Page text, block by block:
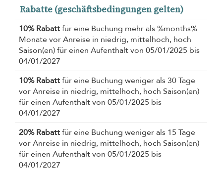
Rabatte (geschäftsbedingungen gelten)
10% Rabattfür eine Buchung mehr als %months%
Monate vor Anreise in niedrig, mittelhoch, hoch
Saison(en) für einen Aufenthalt von 05/01/2025 bis
04/01/2027
10% Rabattfür eine Buchung weniger als 30 Tage
vor Anreise in niedrig, mittelhoch, hoch Saison(en)
für einen Aufenthalt von 05/01/2025 bis
04/01/2027
20% Rabattfür eine Buchung weniger als 15 Tage
vor Anreise in niedrig, mittelhoch, hoch Saison(en)
für einen Aufenthalt von 05/01/2025 bis
04/01/2027